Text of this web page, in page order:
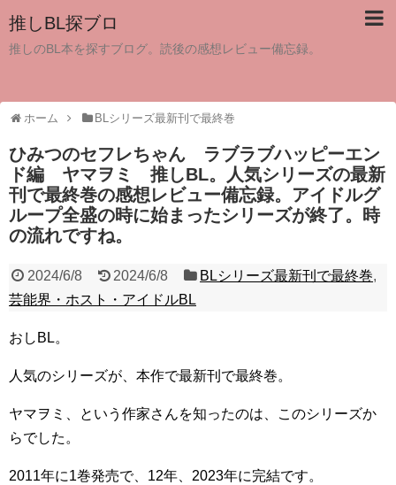
推しBL探ブロ
推しのBL本を探すブログ。読後の感想レビュー備忘録。
ホーム BLシリーズ最新刊で最終巻
ひみつのセフレちゃん ラブラブハッピーエン
ド編 ヤマヲミ 推しBL。人気シリーズの最新
刊で最終巻の感想レビュー備忘録。アイドルグ
ループ全盛の時に始まったシリーズが終了。時
の流れですね。
2024/6/8 2024/6/8 BLシリーズ最新刊で最終巻,
芸能界・ホスト・アイドルBL
おしBL。
人気のシリーズが、本作で最新刊で最終巻。
ヤマヲミ、という作家さんを知ったのは、このシリーズか
らでした。
2011年に1巻発売で、12年、2023年に完結です。